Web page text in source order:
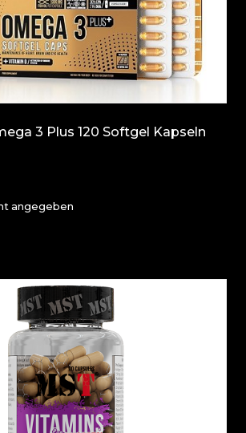
3 Plus 120 Softgel Kapseln
angegeben